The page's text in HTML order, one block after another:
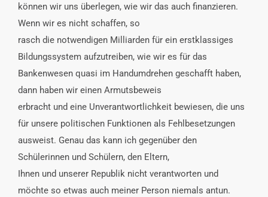
können wir uns überlegen, wie wir das auch finanzieren.
Wenn wir es nicht schaffen, so
rasch die notwendigen Milliarden für ein erstklassiges
Bildungssystem aufzutreiben, wie wir es für das
Bankenwesen quasi im Handumdrehen geschafft haben,
dann haben wir einen Armutsbeweis
erbracht und eine Unverantwortlichkeit bewiesen, die uns
für unsere politischen Funktionen als Fehlbesetzungen
ausweist. Genau das kann ich gegenüber den
Schülerinnen und Schülern, den Eltern,
Ihnen und unserer Republik nicht verantworten und
möchte so etwas auch meiner Person niemals antun.